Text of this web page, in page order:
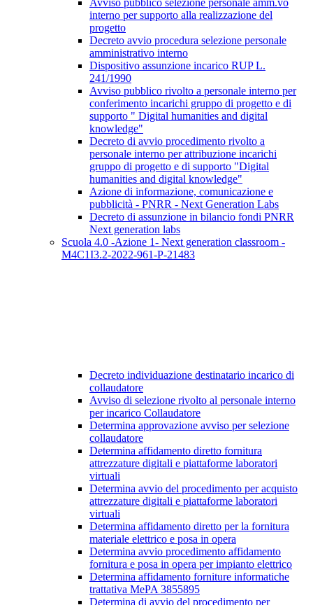
Avviso pubblico selezione personale amm.vo
interno per supporto alla realizzazione del
progetto
Decreto avvio procedura selezione personale
amministrativo interno
Dispositivo assunzione incarico RUP L.
241/1990
Avviso pubblico rivolto a personale interno per
conferimento incarichi gruppo di progetto e di
supporto " Digital humanities and digital
knowledge"
Decreto di avvio procedimento rivolto a
personale interno per attribuzione incarichi
gruppo di progetto e di supporto "Digital
humanities and digital knowledge"
Azione di informazione, comunicazione e
pubblicità - PNRR - Next Generation Labs
Decreto di assunzione in bilancio fondi PNRR
Next generation labs
Scuola 4.0 -Azione 1- Next generation classroom -
M4C1I3.2-2022-961-P-21483
Decreto individuazione destinatario incarico di
collaudatore
Avviso di selezione rivolto al personale interno
per incarico Collaudatore
Determina approvazione avviso per selezione
collaudatore
Determina affidamento diretto fornitura
attrezzature digitali e piattaforme laboratori
virtuali
Determina avvio del procedimento per acquisto
attrezzature digitali e piattaforme laboratori
virtuali
Determina affidamento diretto per la fornitura
materiale elettrico e posa in opera
Determina avvio procedimento affidamento
fornitura e posa in opera per impianto elettrico
Determina affidamento forniture informatiche
trattativa MePA 3855895
Determina di avvio del procedimento per